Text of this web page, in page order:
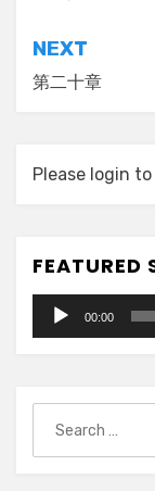
NEXT
第二十章
Please login
FEATURED
Audio
Player
00:00
for: